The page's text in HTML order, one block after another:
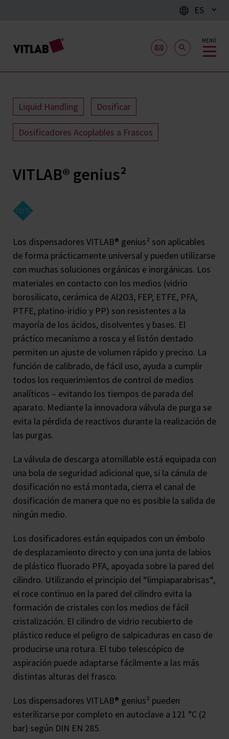
ES
MENÚ
Liquid Handling Dosificar
Dosificadores Acoplables a Frascos
VITLAB® genius²
Los dispensadores VITLAB® genius² son aplicables
de forma prácticamente universal y pueden utilizarse
con muchas soluciones orgánicas e inorgánicas. Los
materiales en contacto con los medios (vidrio
borosilicato, cerámica de Al2O3, FEP, ETFE, PFA,
PTFE, platino-iridio y PP) son resistentes a la
mayoría de los ácidos, disolventes y bases. El
práctico mecanismo a rosca y el listón dentado
permiten un ajuste de volumen rápido y preciso. La
función de calibrado, de fácil uso, ayuda a cumplir
todos los requerimientos de control de medios
analíticos – evitando los tiempos de parada del
aparato. Mediante la innovadora válvula de purga se
evita la pérdida de reactivos durante la realización de
las purgas.
La válvula de descarga atornillable está equipada con
una bola de seguridad adicional que, si la cánula de
dosificación no está montada, cierra el canal de
dosificación de manera que no es posible la salida de
ningún medio.
Los dosificadores están equipados con un émbolo
de desplazamiento directo y con una junta de labios
de plástico fluorado PFA, apoyada sobre la pared del
cilindro. Utilizando el principio del “limpiaparabrisas“,
el roce continuo en la pared del cilindro evita la
formación de cristales con los medios de fácil
cristalización. El cilindro de vidrio recubierto de
plástico reduce el peligro de salpicaduras en caso de
producirse una rotura. El tubo telescópico de
aspiración puede adaptarse fácilmente a las más
distintas alturas del frasco.
Los dispensadores VITLAB® genius² pueden
esterilizarse por completo en autoclave a 121 °C (2
bar) según DIN EN 285.